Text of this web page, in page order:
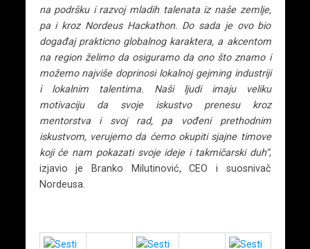
na podršku i razvoj mladih talenata iz naše zemlje,
pa i kroz Nordeus Hackathon. Do sada je ovo bio
događaj prakticno globalnog karaktera, a akcentom
na region želimo da osiguramo da ono što znamo i
možemo najviše doprinosi lokalnoj gejming industriji
i lokalnim talentima. Naši ljudi imaju veliku
motivaciju da svoje iskustvo prenesu kroz
mentorstva i svoj rad, pa vođeni prethodnim
iskustvom, verujemo da ćemo okupiti sjajne timove
koji će nam pokazati svoje ideje i takmičarski duh“,
izjavio je Branko Milutinović, CEO i suosnivač
Nordeusa.